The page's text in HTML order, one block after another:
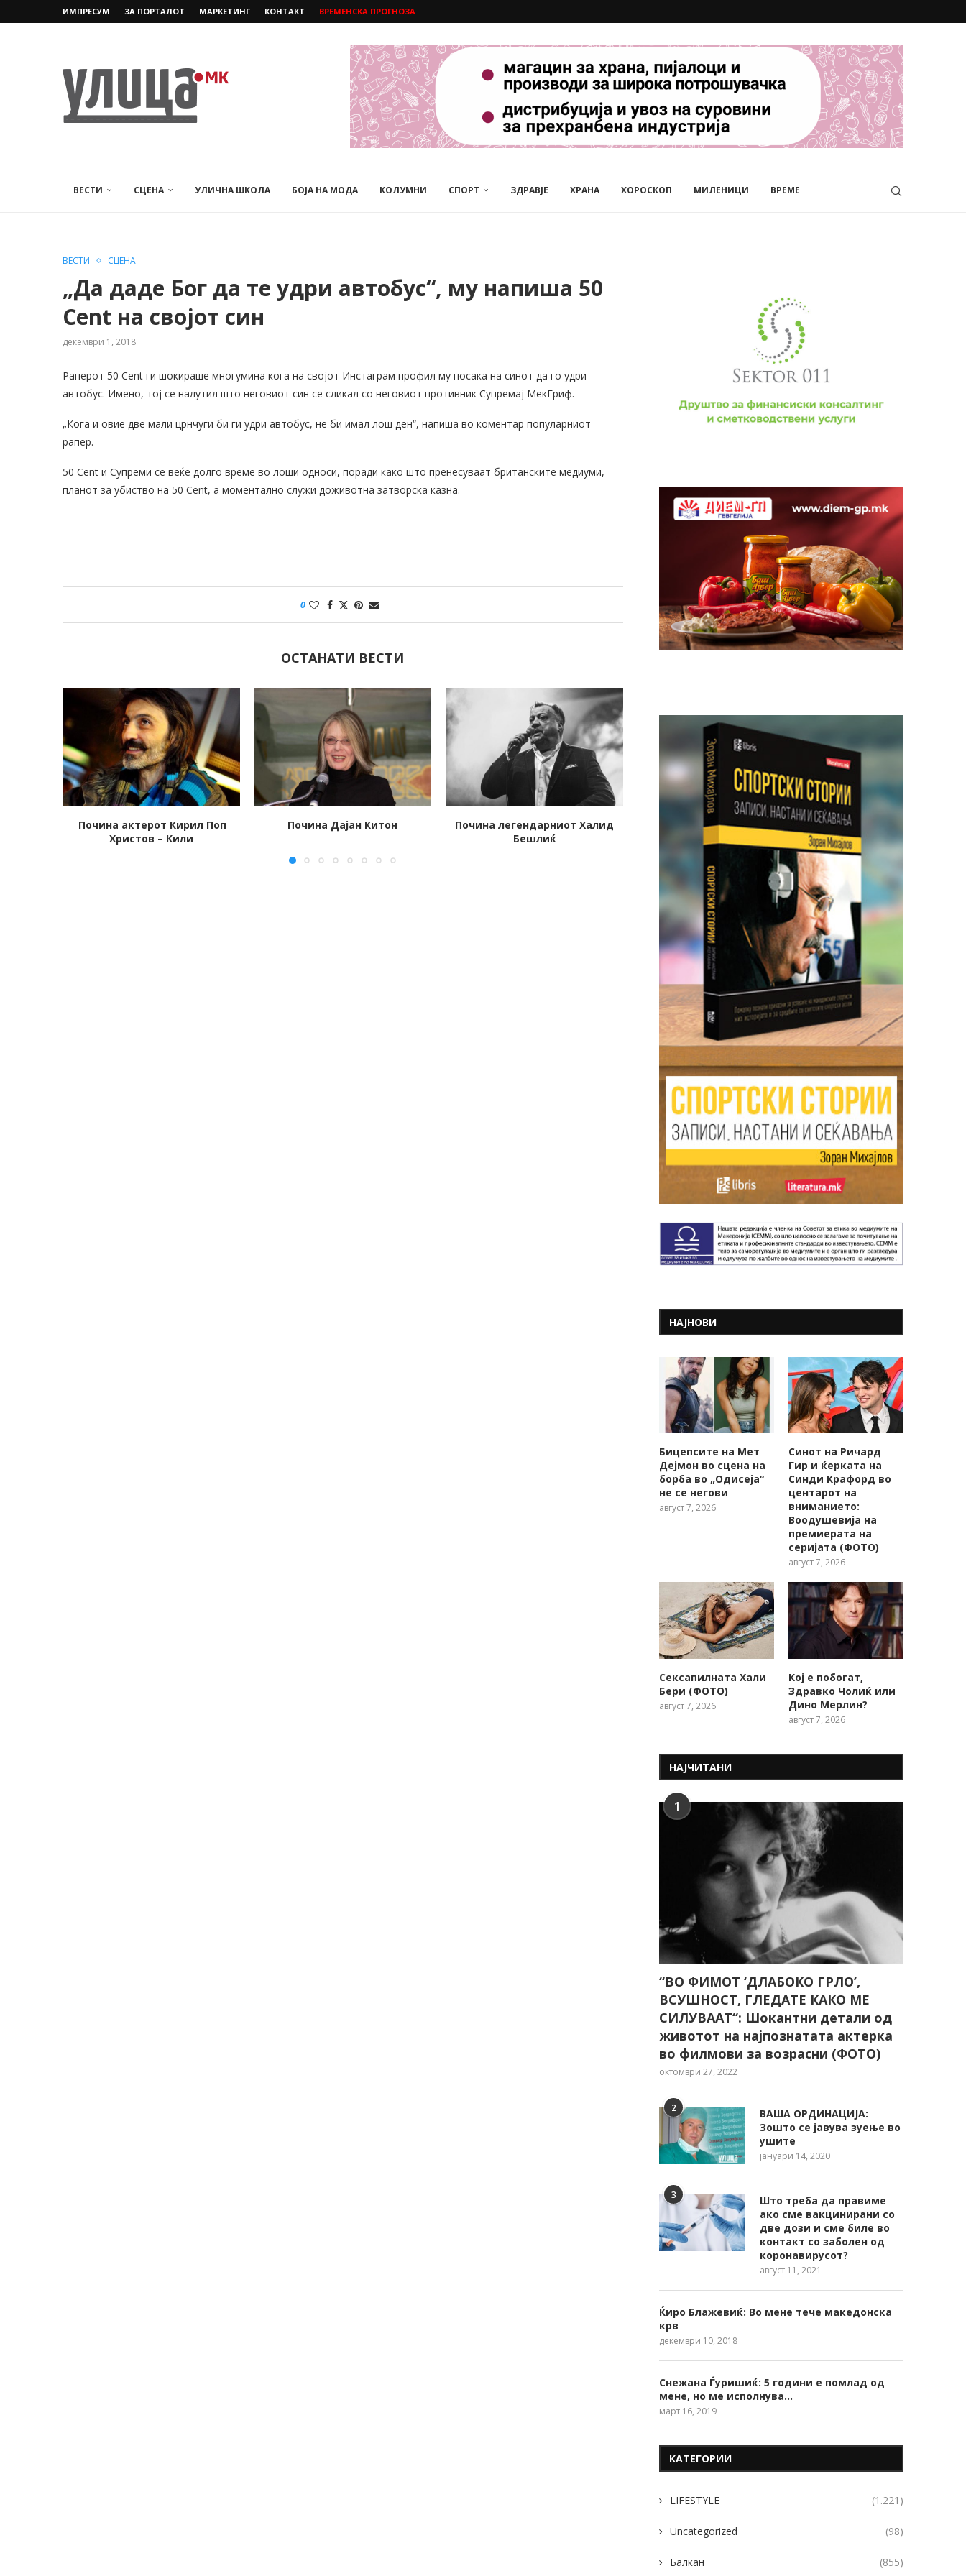
ИМПРЕСУМ ЗА ПОРТАЛОТ МАРКЕТИНГ КОНТАКТ ВРЕМЕНСКА ПРОГНОЗА
ВЕСТИ СЦЕНА УЛИЧНА ШКОЛА БОЈА НА МОДА КОЛУМНИ СПОРТ ЗДРАВЈЕ ХРАНА ХОРОСКОП МИЛЕНИЦИ ВРЕМЕ
ВЕСТИ СЦЕНА
„Да даде Бог да те удри автобус“, му напиша 50
Cent на својот син
декември 1, 2018
Раперот 50 Cent ги шокираше многумина кога на својот Инстаграм профил му посака на синот да го удри
автобус. Имено, тој се налутил што неговиот син се сликал со неговиот противник Супремај МекГриф.
„Кога и овие две мали црнчуги би ги удри автобус, не би имал лош ден“, напиша во коментар популарниот
рапер.
50 Cent и Супреми се веќе долго време во лоши односи, поради како што пренесуваат британските медиуми,
планот за убиство на 50 Cent, а моментално служи доживотна затворска казна.
0
ОСТАНАТИ ВЕСТИ
Почина Дајан Китон
Почина легендарниот Халид
Почина филмската икона од
60-тите, Клаудија Кардинале
Почина холивудската икона
Роберт Редфорд
Почина модниот
Џорџо Армани
НАЈНОВИ
Бицепсите на Мет
Дејмон во сцена на
борба во „Одисеја“
не се негови
август 7, 2026
Синот на Ричард
Гир и ќерката на
Синди Крафорд во
центарот на
вниманието:
Воодушевија на
премиерата на
серијата (ФОТО)
август 7, 2026
Сексапилната Хали
Бери (ФОТО)
август 7, 2026
Кој е побогат,
Здравко Чолиќ или
Дино Мерлин?
август 7, 2026
НАЈЧИТАНИ
1
“ВО ФИМОТ ‘ДЛАБОКО ГРЛО’,
ВСУШНОСТ, ГЛЕДАТЕ КАКО МЕ
СИЛУВААТ“: Шокантни детали од
животот на најпознатата актерка
во филмови за возрасни (ФОТО)
октомври 27, 2022
2
ВАША ОРДИНАЦИЈА:
Зошто се јавува зуење во
ушите
јануари 14, 2020
3
Што треба да правиме
ако сме вакцинирани со
две дози и сме биле во
контакт со заболен од
коронавирусот?
август 11, 2021
Ќиро Блажевиќ: Во мене тече македонска
крв
декември 10, 2018
Снежана Ѓуришиќ: 5 години е помлад од
мене, но ме исполнува…
март 16, 2019
КАТЕГОРИИ
LIFESTYLE (1.221)
Uncategorized (98)
Балкан (855)